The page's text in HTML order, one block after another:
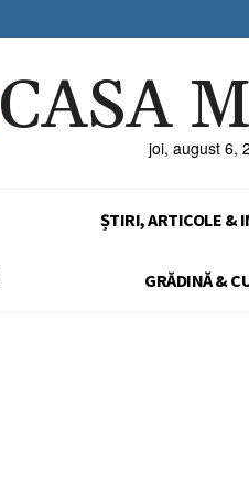
CASAjoi, august 6,
ȘTIRI, ARTICOLE &
GRĂDINĂ &